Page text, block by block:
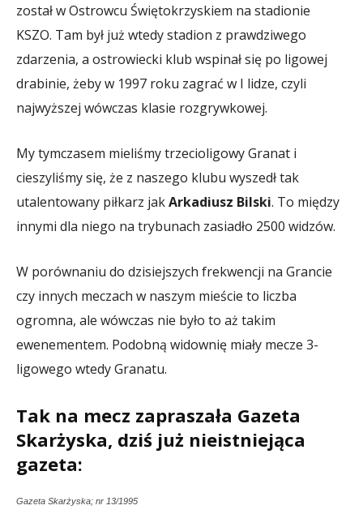
został w Ostrowcu Świętokrzyskiem na stadionie
KSZO. Tam był już wtedy stadion z prawdziwego
zdarzenia, a ostrowiecki klub wspinał się po ligowej
drabinie, żeby w 1997 roku zagrać w I lidze, czyli
najwyższej wówczas klasie rozgrywkowej.
My tymczasem mieliśmy trzecioligowy Granat i
cieszyliśmy się, że z naszego klubu wyszedł tak
utalentowany piłkarz jakArkadiusz Bilski. To między
innymi dla niego na trybunach zasiadło 2500 widzów.
W porównaniu do dzisiejszych frekwencji na Grancie
czy innych meczach w naszym mieście to liczba
ogromna, ale wówczas nie było to aż takim
ewenementem. Podobną widownię miały mecze 3-
ligowego wtedy Granatu.
Tak na mecz zapraszała Gazeta
Skarżyska, dziś już nieistniejąca
gazeta:
Gazeta Skarżyska; nr 13/1995